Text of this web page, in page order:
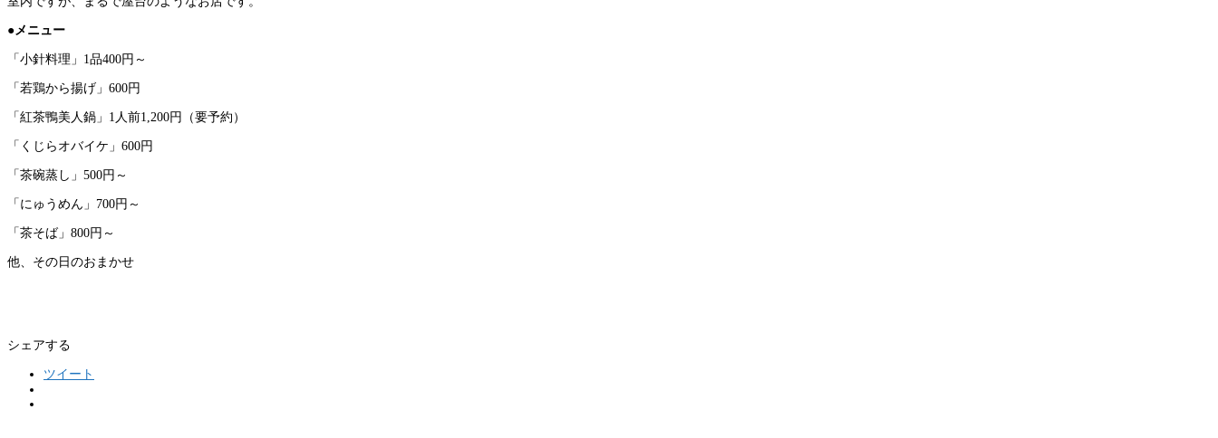
●メニュー
「小針料理」1品400円～
「若鶏から揚げ」600円
「紅茶鴨美人鍋」1人前1,200円（要予約）
「くじらオバイケ」600円
「茶碗蒸し」500円～
「にゅうめん」700円～
「茶そば」800円～
他、その日のおまかせ
シェアする
ツイート